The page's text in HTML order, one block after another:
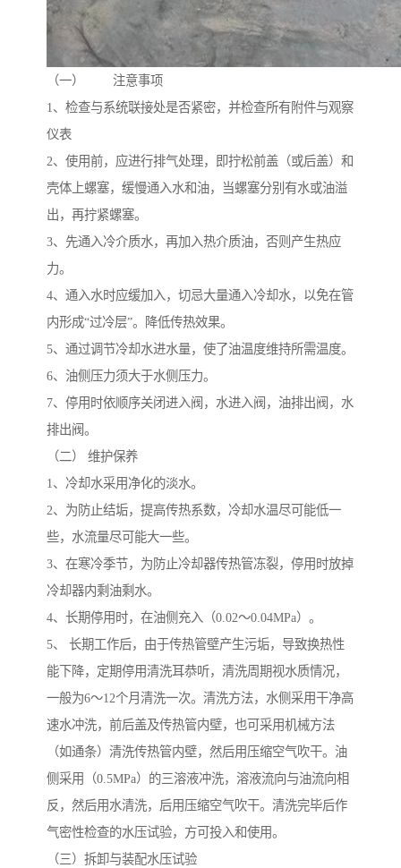
（一） 注意事项
1、检查与系统联接处是否紧密，并检查所有附件与观察
仪表
2、使用前，应进行排气处理，即拧松前盖（或后盖）和
壳体上螺塞，缓慢通入水和油，当螺塞分别有水或油溢
出，再拧紧螺塞。
3、先通入冷介质水，再加入热介质油，否则产生热应
力。
4、通入水时应缓加入，切忌大量通入冷却水，以免在管
内形成“过冷层”。降低传热效果。
5、通过调节冷却水进水量，使了油温度维持所需温度。
6、油侧压力须大于水侧压力。
7、停用时依顺序关闭进入阀，水进入阀，油排出阀，水
排出阀。
（二） 维护保养
1、冷却水采用净化的淡水。
2、为防止结垢，提高传热系数，冷却水温尽可能低一
些，水流量尽可能大一些。
3、在寒冷季节，为防止冷却器传热管冻裂，停用时放掉
冷却器内剩油剩水。
4、长期停用时，在油侧充入（0.02～0.04MPa）。
5、 长期工作后，由于传热管壁产生污垢，导致换热性
能下降，定期停用清洗耳恭听，清洗周期视水质情况，
一般为6～12个月清洗一次。清洗方法，水侧采用干净高
速水冲洗，前后盖及传热管内壁，也可采用机械方法
（如通条）清洗传热管内壁，然后用压缩空气吹干。油
侧采用（0.5MPa）的三溶液冲洗，溶液流向与油流向相
反，然后用水清洗，后用压缩空气吹干。清洗完毕后作
气密性检查的水压试验，方可投入和使用。
（三）拆卸与装配水压试验